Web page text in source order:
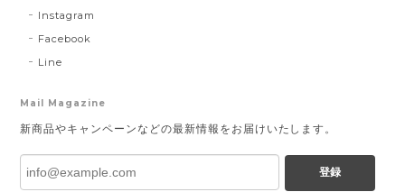
Instagram
Facebook
Line
Mail Magazine
新商品やキャンペーンなどの最新情報をお届けいたします。
登録